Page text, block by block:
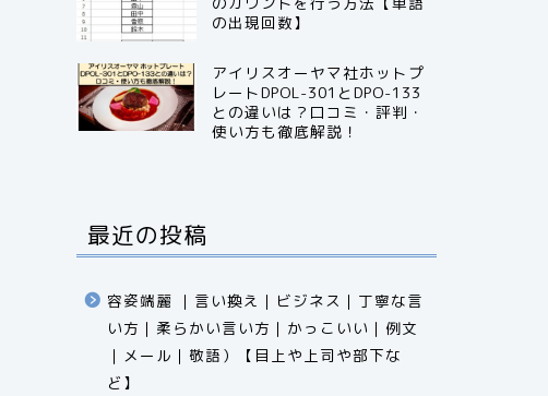
の出現回数】
アイリスオーヤマ社ホットプ
レートDPOL-301とDPO-133
との違いは？口コミ・評判・
使い方も徹底解説！
最近の投稿
容姿端麗 ｜言い換え｜ビジネス｜丁寧な言
い方｜柔らかい言い方｜かっこいい｜例文
｜メール｜敬語）【目上や上司や部下な
ど】​​​​​​​​​​​​​​​​